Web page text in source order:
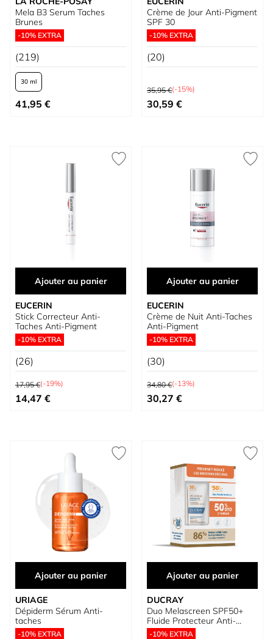
Mela B3 Serum Taches
Brunes
-10% EXTRA
(219)
30 ml
À partir de
41,95 €
Crème de Jour Anti-Pigment
SPF 30
-10% EXTRA
(20)
Prix normal
35,95 €(-15%)
Prix spécial
30,59 €
Ajouter au panier
EUCERIN
Stick Correcteur Anti-
Taches Anti-Pigment
-10% EXTRA
(26)
Prix normal
17,95 €(-19%)
Prix spécial
14,47 €
Ajouter au panier
EUCERIN
Crème de Nuit Anti-Taches
Anti-Pigment
-10% EXTRA
(30)
Prix normal
34,80 €(-13%)
Prix spécial
30,27 €
Ajouter au panier
URIAGE
Dépiderm Sérum Anti-
taches
-10% EXTRA
Ajouter au panier
DUCRAY
Duo Melascreen SPF50+
Fluide Protecteur Anti-
taches
-10% EXTRA